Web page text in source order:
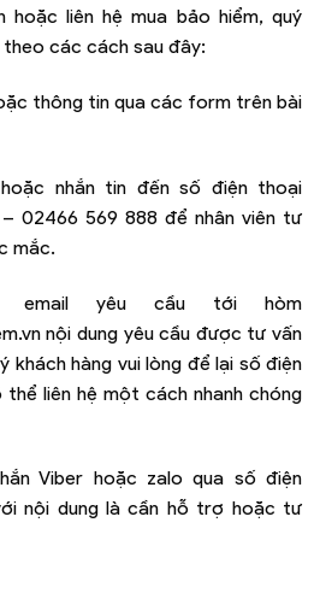
hoặc liên hệ mua bảo hiểm, quý
theo các cách sau đây:
thông tin qua các form trên bài
nhắn tin đến số điện thoại
02466 569 888 để nhân viên tư
mắc.
email yêu cầu tới hòm
nội dung yêu cầu được tư vấn
khách hàng vui lòng để lại số điện
liên hệ một cách nhanh chóng
Viber hoặc zalo qua số điện
nội dung là cần hỗ trợ hoặc tư